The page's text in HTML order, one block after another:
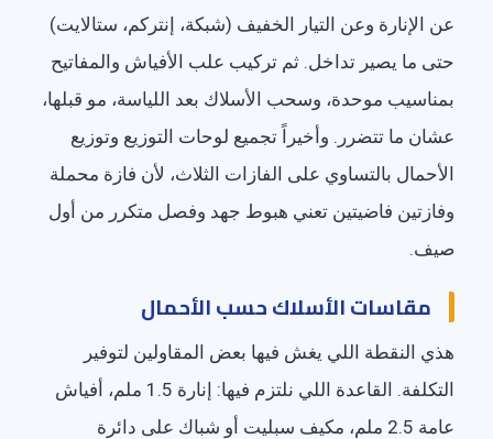
عن الإنارة وعن التيار الخفيف (شبكة، إنتركم، ستالايت)
حتى ما يصير تداخل. ثم تركيب علب الأفياش والمفاتيح
بمناسيب موحدة، وسحب الأسلاك بعد اللياسة، مو قبلها،
عشان ما تتضرر. وأخيراً تجميع لوحات التوزيع وتوزيع
الأحمال بالتساوي على الفازات الثلاث، لأن فازة محملة
وفازتين فاضيتين تعني هبوط جهد وفصل متكرر من أول
صيف.
مقاسات الأسلاك حسب الأحمال
هذي النقطة اللي يغش فيها بعض المقاولين لتوفير
التكلفة. القاعدة اللي نلتزم فيها: إنارة 1.5 ملم، أفياش
عامة 2.5 ملم، مكيف سبليت أو شباك على دائرة